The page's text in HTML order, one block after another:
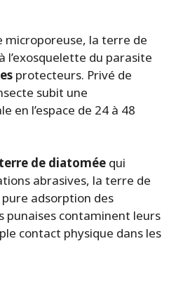
microporeuse, la terre de
l’exosquelette du parasite
protecteurs. Privé de
subit une
en l’espace de 24 à 48
terre de diatomée qui
abrasives, la terre de
adsorption des
punaises contaminent leurs
contact physique dans les